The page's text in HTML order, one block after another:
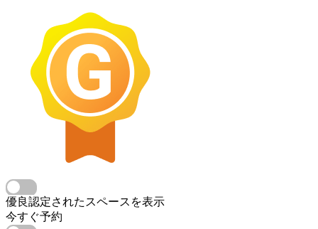
優良認定されたスペースを表示
今すぐ予約